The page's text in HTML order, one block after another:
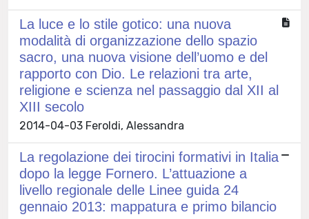
La luce e lo stile gotico: una nuova
modalità di organizzazione dello spazio
sacro, una nuova visione dell’uomo e del
rapporto con Dio. Le relazioni tra arte,
religione e scienza nel passaggio dal XII al
XIII secolo
2014-04-03 Feroldi, Alessandra
La regolazione dei tirocini formativi in Italia
dopo la legge Fornero. L’attuazione a
livello regionale delle Linee guida 24
gennaio 2013: mappatura e primo bilancio